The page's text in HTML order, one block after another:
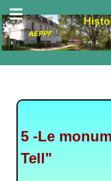
5 -Le
Tell"